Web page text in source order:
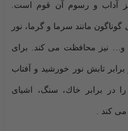
آداب و رسوم آن قوم است.
مانند سرما و گرما، نور
و… نیز محافظت می کند. برای
تابش نور خورشید و آفتاب
در برابر خاك، سنگ، اشیای
کند .